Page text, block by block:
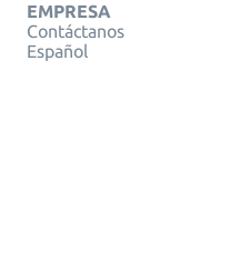
EMPRESA
Contáctanos
Español